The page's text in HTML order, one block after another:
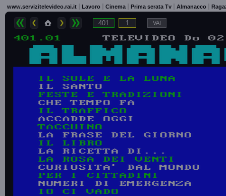
www.servizitelevideo.rai.it Lavoro Cinema Prima serata Tv Almanacco